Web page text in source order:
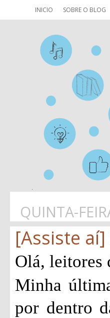
INICIO SOBRE O BLOG
QUINTA-
[Assiste
Olá, leitores
Minha
por dentro